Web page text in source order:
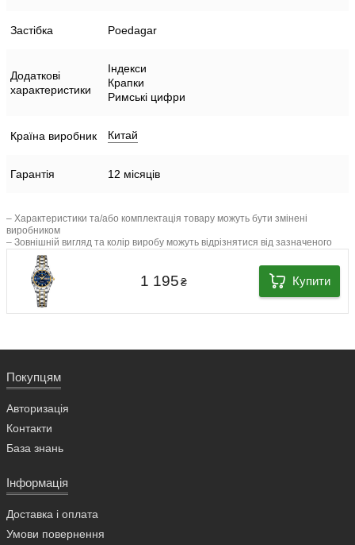
Застібка Poedagar
Додаткові
характеристики
Індекси
Крапки
Римські цифри
Країна виробник Китай
Гарантія 12 місяців
– Характеристики та/або комплектація товару можуть бути змінені
виробником
– Зовнішній вигляд та колір виробу можуть відрізнятися від зазначеного
1 195₴ Купити
Покупцям
Авторизація
Контакти
База знань
Інформація
Доставка і оплата
Умови повернення